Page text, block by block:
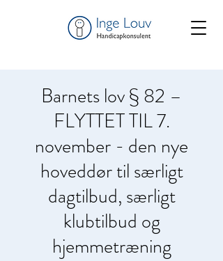
Barnets lov § 82 –
FLYTTET TIL 7.
november - den nye
hoveddør til særligt
dagtilbud, særligt
klubtilbud og
hjemmetræning